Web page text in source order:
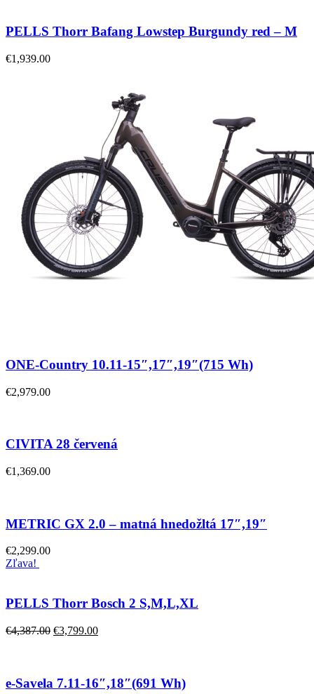
PELLS Thorr Bafang Lowstep Burgundy red – M
€1,939.00
ONE-Country 10.11-15″,17″,19″(715 Wh)
€2,979.00
CIVITA 28 červená
€1,369.00
METRIC GX 2.0 – matná hnedožltá 17″,19″
€2,299.00
Zľava!
PELLS Thorr Bosch 2 S,M,L,XL
€4,387.00 €3,799.00
e-Savela 7.11-16″,18″(691 Wh)